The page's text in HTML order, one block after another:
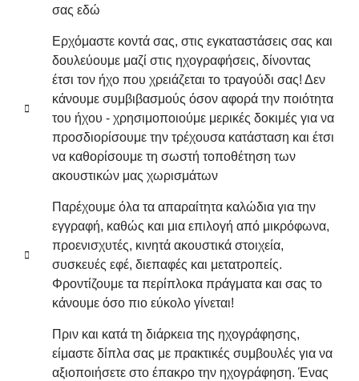
σας εδώ
Ερχόμαστε κοντά σας, στις εγκαταστάσεις σας και
δουλεύουμε μαζί στις ηχογραφήσεις, δίνοντας
έτσι τον ήχο που χρειάζεται το τραγούδι σας! Δεν
κάνουμε συμβιβασμούς όσον αφορά την ποιότητα
του ήχου - χρησιμοποιούμε μερικές δοκιμές για να
προσδιορίσουμε την τρέχουσα κατάσταση και έτσι
να καθορίσουμε τη σωστή τοποθέτηση των
ακουστικών μας χωρισμάτων
Παρέχουμε όλα τα απαραίτητα καλώδια για την
εγγραφή, καθώς και μια επιλογή από μικρόφωνα,
προενισχυτές, κινητά ακουστικά στοιχεία,
συσκευές εφέ, διεπαφές και μετατροπείς.
Φροντίζουμε τα περίπλοκα πράγματα και σας το
κάνουμε όσο πιο εύκολο γίνεται!
Πριν και κατά τη διάρκεια της ηχογράφησης,
είμαστε δίπλα σας με πρακτικές συμβουλές για να
αξιοποιήσετε στο έπακρο την ηχογράφηση. Ένας